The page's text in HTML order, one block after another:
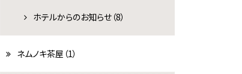
ホテルからのお知らせ（8）
ネムノキ茶屋（1）